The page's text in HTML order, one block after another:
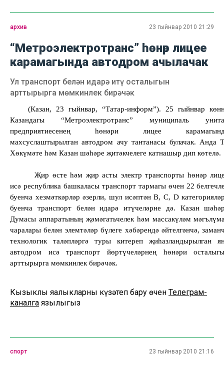
архив 23 гыйнвар 2010 21:29
“Метроэлектротранс” һөнәр лицее
карамагында автодром ачылачак
Ул транспорт белән идарә итү осталыгын
арттырырга мөмкинлек бирәчәк
(Казан, 23 гыйнвар, “Татар-информ”). 25 гыйнвар
Казандагы “Метроэлектротранс” муниципаль
предприятиесенең һөнәри лицее
махсуслаштырылган автодром ачу тантанасы булачак. Анда
Хөкүмәте һәм Казан шәһәре җитәкчелеге катнашыр дип көтелә.
Җир өсте һәм җир асты электр транспорты һөнәр
исә республика башкаласы транспорт тармагы өчен 22
буенча хезмәткәрләр әзерли, шул исәптән В, С, D
буенча транспорт белән идарә итүчеләрне дә. Казан
Думасы аппаратының җәмәгатьчелек һәм массакүләм
чаралары белән элемтәләр бүлеге хәбәрендә әйтелгәнчә,
технологик таләпләргә туры китереп җиһазландырылган
автодром исә транспорт йөртүчеләрнең һөнәри
арттырырга мөмкинлек бирәчәк.
Кызыклы яңалыкларны күзәтеп бару өчен Телеграм-
каналга язылыгыз
спорт 23 гыйнвар 2010 21:16